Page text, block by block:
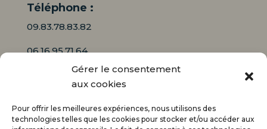
Gérer le consentement
aux cookies
Pour offrir les meilleures expériences, nous utilisons des
technologies telles que les cookies pour stocker et/ou accéder aux
Téléphone :
09.83.78.83.82
06.16.95.71.64
contact@audiciaux.fr